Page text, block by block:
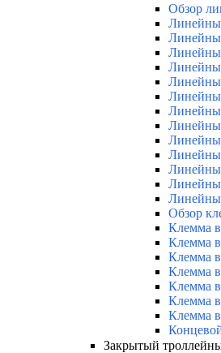
Обзор
Обзор
Клемма
Клемма
Клемма
Клемма
Клемма
Клемма
Клемма
Закрытый